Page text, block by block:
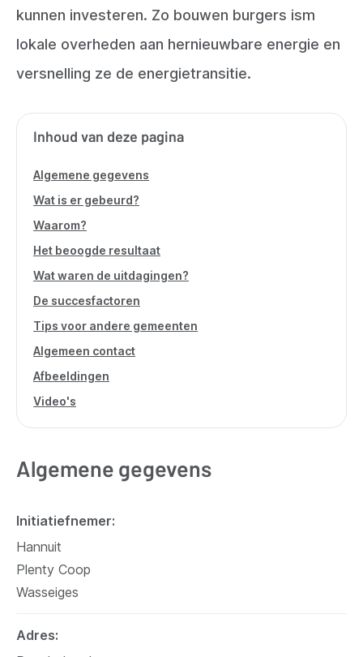
kunnen investeren. Zo bouwen burgers ism
lokale overheden aan hernieuwbare energie en
versnelling ze de energietransitie.
Inhoud van deze pagina
Algemene gegevens
Wat is er gebeurd?
Waarom?
Het beoogde resultaat
Wat waren de uitdagingen?
De succesfactoren
Tips voor andere gemeenten
Algemeen contact
Afbeeldingen
Video's
Algemene gegevens
Initiatiefnemer
Hannuit
Plenty Coop
Wasseiges
Adres